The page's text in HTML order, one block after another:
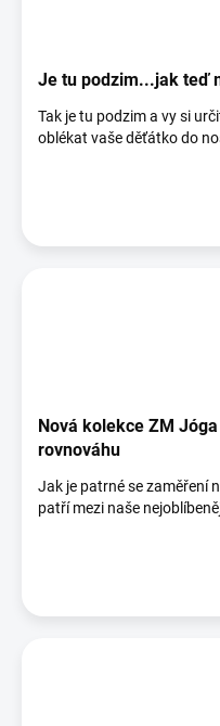
Je tu podzim...jak teď
Tak je tu podzim a vy si
oblékat vaše děťátko do
Nová kolekce ZM
rovnováhu
Jak je patrné se zaměření
patří mezi naše